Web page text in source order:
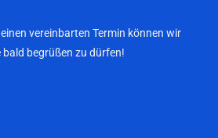
vereinbarten Termin können wir
begrüßen zu dürfen!